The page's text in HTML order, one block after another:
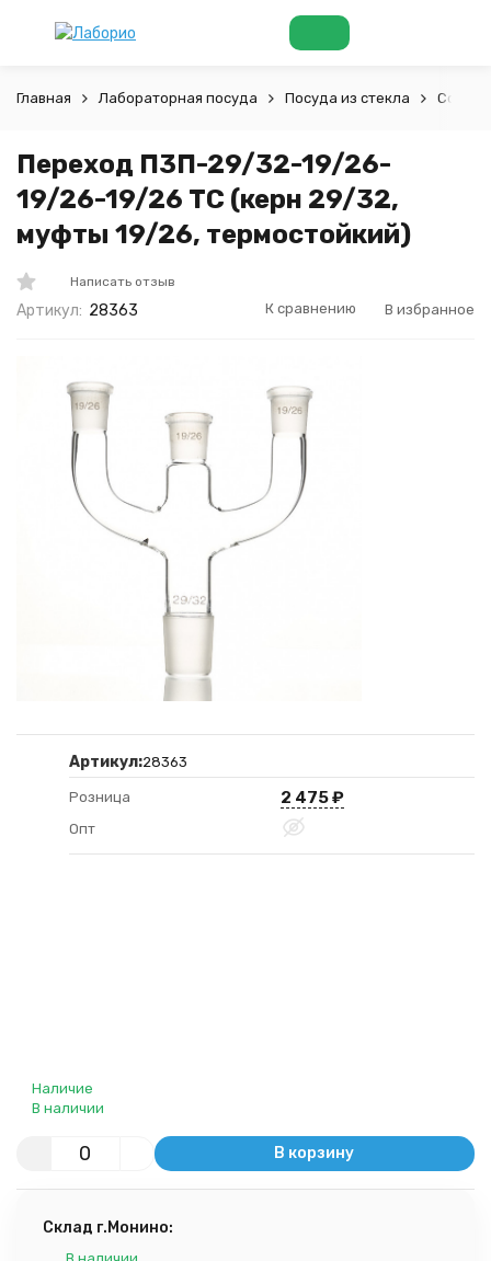
Главная Лабораторная посуда Посуда из стекла
Переход П3П-29/32-19/26-
19/26-19/26 ТС (керн 29/32,
муфты 19/26, термостойкий)
Написать отзыв
Артикул: 28363 К сравнению В избранное
Артикул:28363
Розница 2 475₽
Опт
Наличие
В наличии
В корзину
Склад г.Монино: